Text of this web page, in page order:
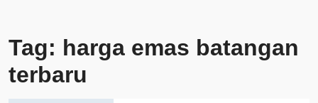
Tag: harga emas batangan
terbaru